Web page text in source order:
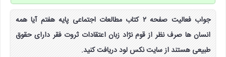
جواب فعالیت صفحه ۲ کتاب مطالعات اجتماعی پایه هفتم آیا همه
انسان ها صرف نظر از قوم نژاد زبان اعتقادات ثروت فقر دارای حقوق
طبیعی هستند از سایت نکس لود دریافت کنید.